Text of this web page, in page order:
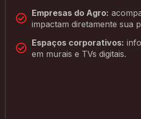
Empresas do Agro:
impactam diretamente sua
Espaços corporativos:
em murais e TVs digitais.